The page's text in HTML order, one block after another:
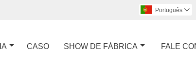
Português 
CASO SHOW DE FÁBRICA FALE